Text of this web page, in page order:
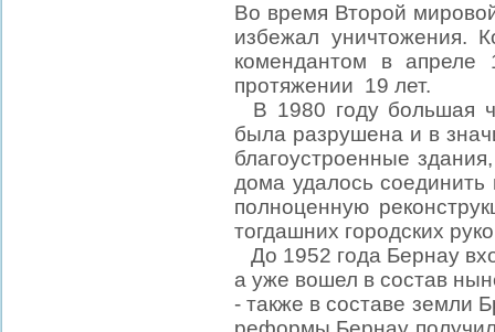
Во время Второй
избежал уничтожения.
комендантом в
протяжении 19 лет.
В 1980 году большая
была разрушена и в
благоустроенные
дома удалось
полноценную
тогдашних городских
До 1952 года Бернау
а уже вошел в состав
- также в составе земли